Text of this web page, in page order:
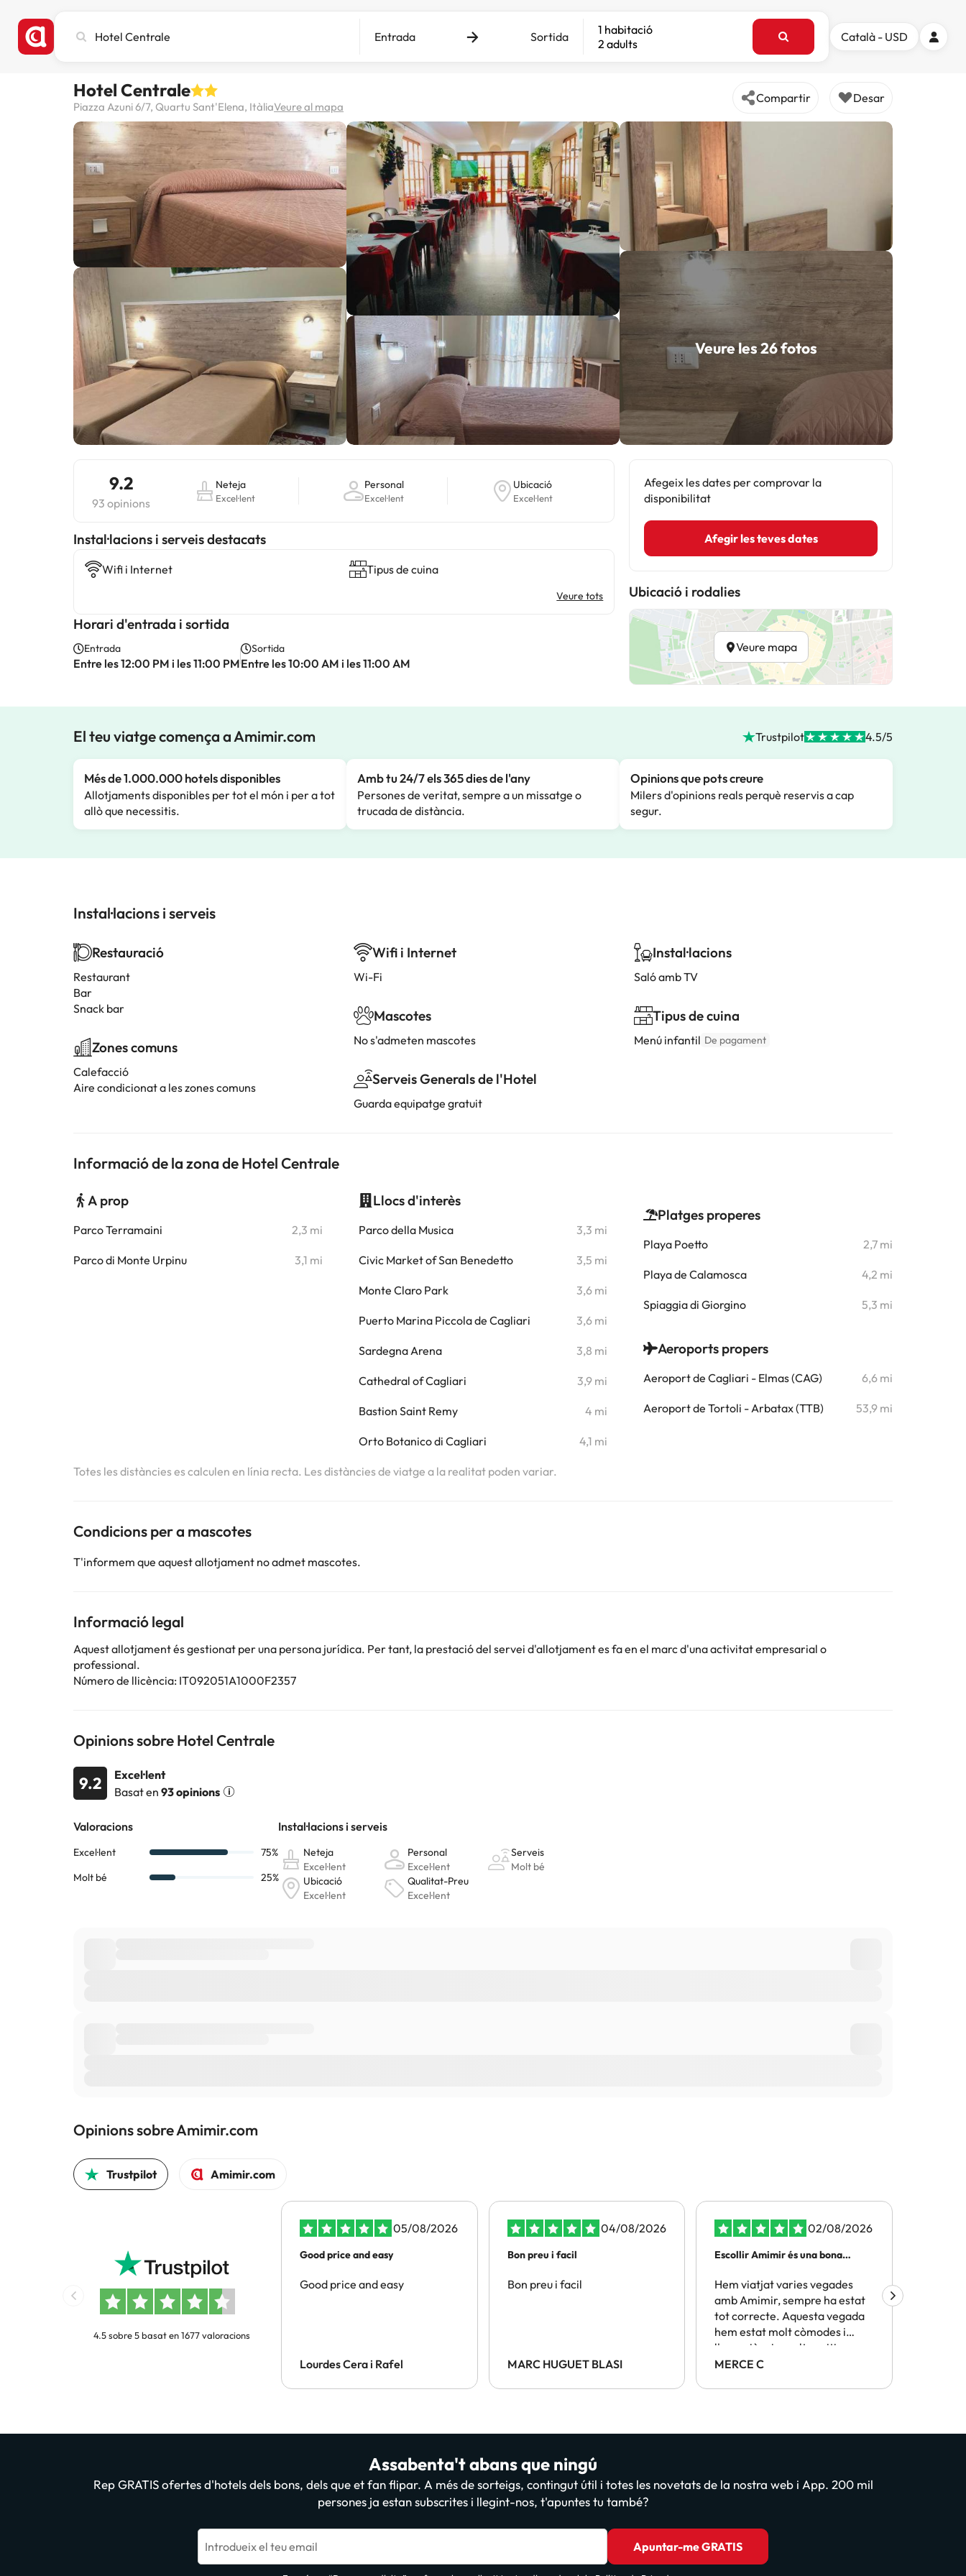
ciutat,
destinació
Entrada Sortida
1 habitació
2 adults
Català - USD
Hotel Centrale
Piazza Azuni 6/7, Quartu Sant'Elena, ItàliaVeure al mapa
Compartir Desar
Veure les 26 fotos
9.2
93 opinions
Neteja
Excel·lent
Personal
Excel·lent
Ubicació
Excel·lent
Instal·lacions i serveis destacats
Wifi i Internet Tipus de cuina
Veure tots
Horari d'entrada i sortida
Entrada
Entre les 12:00 PM i les 11:00 PM
Sortida
Entre les 10:00 AM i les 11:00 AM
Afegeix les dates per comprovar la
disponibilitat
Afegir les teves dates
Ubicació i rodalies
Veure mapa
El teu viatge comença a Amimir.com Trustpilot 4.5/5
Més de 1.000.000 hotels disponibles
Allotjaments disponibles per tot el món i per a tot
allò que necessitis.
Amb tu 24/7 els 365 dies de l'any
Persones de veritat, sempre a un missatge o
trucada de distància.
Opinions que pots creure
Milers d'opinions reals perquè reservis a cap
segur.
Instal·lacions i serveis
Restauració
Restaurant
Bar
Snack bar
Zones comuns
Calefacció
Aire condicionat a les zones comuns
Wifi i Internet
Wi-Fi
Mascotes
No s'admeten mascotes
Serveis Generals de l'Hotel
Guarda equipatge gratuit
Instal·lacions
Saló amb TV
Tipus de cuina
Menú infantil De pagament
Informació de la zona de Hotel Centrale
A prop
Parco Terramaini 2,3 mi
Parco di Monte Urpinu 3,1 mi
Llocs d'interès
Parco della Musica 3,3 mi
Civic Market of San Benedetto 3,5 mi
Monte Claro Park 3,6 mi
Puerto Marina Piccola de Cagliari 3,6 mi
Sardegna Arena 3,8 mi
Cathedral of Cagliari 3,9 mi
Bastion Saint Remy 4 mi
Orto Botanico di Cagliari 4,1 mi
Platges properes
Playa Poetto 2,7 mi
Playa de Calamosca 4,2 mi
Spiaggia di Giorgino 5,3 mi
Aeroports propers
Aeroport de Cagliari - Elmas (CAG) 6,6 mi
Aeroport de Tortoli - Arbatax (TTB) 53,9 mi
Totes les distàncies es calculen en línia recta. Les distàncies de viatge a la realitat poden variar.
Condicions per a mascotes
T'informem que aquest allotjament no admet mascotes.
Informació legal
Aquest allotjament és gestionat per una persona jurídica. Per tant, la prestació del servei d'allotjament es fa en el marc d'una activitat empresarial o
professional.
Número de llicència: IT092051A1000F2357
Opinions sobre Hotel Centrale
9.2
Excel·lent
Basat en 93 opinions
Opinions sobre Amimir.com
Trustpilot Amimir.com
4.5 sobre 5 basat en 1677 valoracions
05/08/2026
Good price and easy
Good price and easy
Lourdes Cera i Rafel
04/08/2026
Bon preu i facil
Bon preu i facil
MARC HUGUET BLASI
02/08/2026
Escollir Amimir és una bona
Hem viatjat varies vegades
amb Amimir, sempre ha estat
tot correcte. Aquesta vegada
hem estat molt còmodes i
l'experiència molt positiva
MERCE C
Assabenta't abans que ningú
Rep GRATIS ofertes d'hotels dels bons, dels que et fan flipar. A més de sorteigs, contingut útil i totes les novetats de la nostra web i App. 200 mil
persones ja estan subscrites i llegint-nos, t'apuntes tu també?
Introdueix el teu email Apuntar-me GRATIS